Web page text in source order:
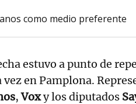
como medio preferente
estuvo a punto de
vez en Pamplona.
,Voxy los diputados